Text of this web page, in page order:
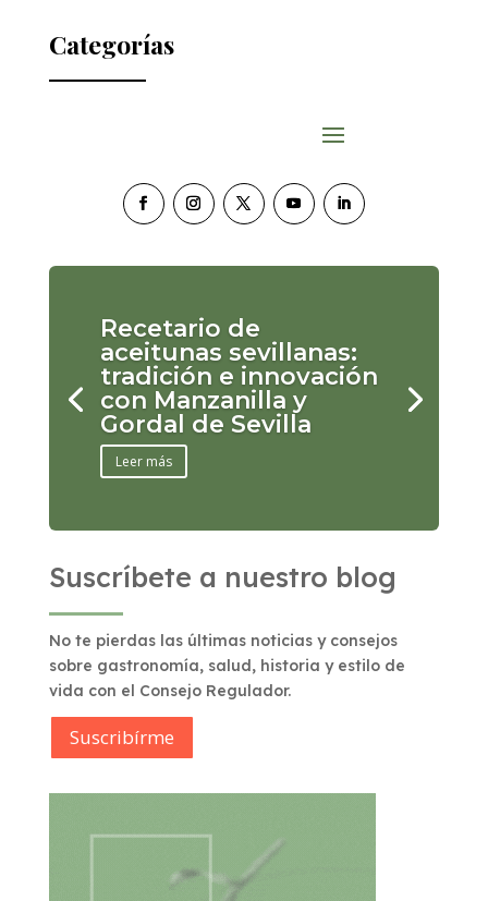
Categorías
Recetario de
aceitunas sevillanas:
tradición e innovación
con Manzanilla y
Gordal de Sevilla
Leer más
Suscríbete a nuestro blog
No te pierdas las últimas noticias y consejos
sobre gastronomía, salud, historia y estilo de
vida con el Consejo Regulador.
Suscribírme